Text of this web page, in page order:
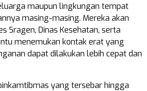
maupun lingkungan tempat
masing-masing. Mereka akan
Sragen, Dinas Kesehatan, serta
menemukan kontak erat yang
dapat dilakukan lebih cepat dan
yang tersebar hingga